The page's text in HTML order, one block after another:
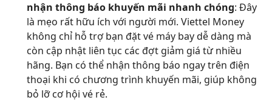
nhận thông báo khuyến mãi nhanh chóng: Đây
là mẹo rất hữu ích với người mới. Viettel Money
không chỉ hỗ trợ bạn đặt vé máy bay dễ dàng mà
còn cập nhật liên tục các đợt giảm giá từ nhiều
hãng. Bạn có thể nhận thông báo ngay trên điện
thoại khi có chương trình khuyến mãi, giúp không
bỏ lỡ cơ hội vé rẻ.